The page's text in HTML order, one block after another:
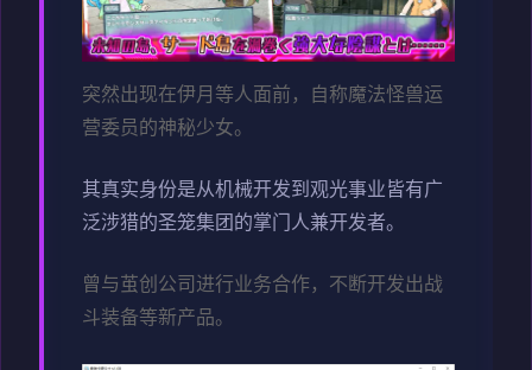
突然出现在伊月等人面前，自称魔法怪兽运
营委员的神秘少女。
其真实身份是从机械开发到观光事业皆有广
泛涉猎的圣笼集团的掌门人兼开发者。
曾与茧创公司进行业务合作，不断开发出战
斗装备等新产品。